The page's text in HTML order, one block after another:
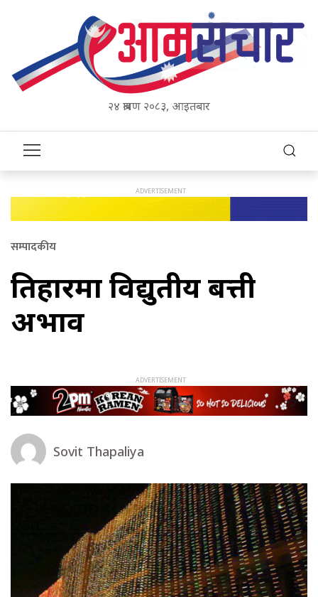
२४ श्रावण २०८३, आइतबार
सम्पादकीय
तिहारमा विद्युतीय बत्ती
अभाव
Sovit Thapaliya